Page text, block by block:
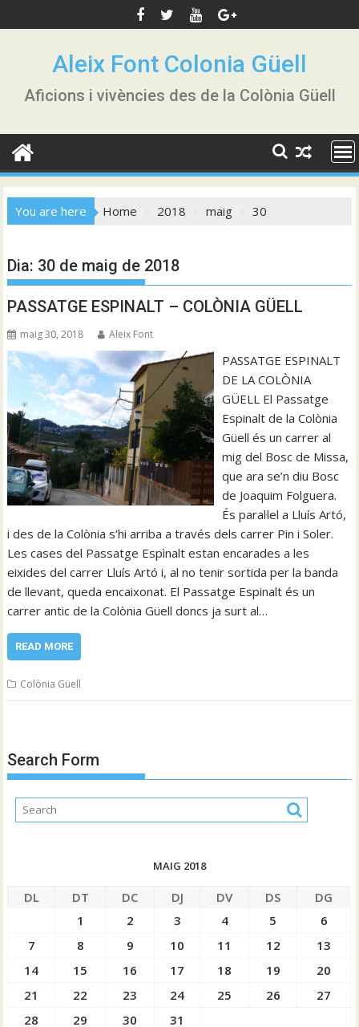
to
Aleix Font Colonia Güell
Aficions i vivències des de la Colònia Güell
You are here Home 2018 maig 30
Dia: 30 de maig de 2018
PASSATGE ESPINALT – COLÒNIA GÜELL
maig 30, 2018 Aleix Font
PASSATGE ESPINALT
DE LA COLÒNIA
GÜELL El Passatge
Espinalt de la Colònia
Güell és un carrer al
mig del Bosc de Missa,
que ara se’n diu Bosc
de Joaquim Folguera.
És paral·lel a Lluís Artó,
i des de la Colònia s’hi arriba a través dels carrer Pin i Soler.
Les cases del Passatge Espìnalt estan encarades a les
eixides del carrer Lluís Artó i, al no tenir sortida per la banda
de llevant, queda encaixonat. El Passatge Espinalt és un
carrer antic de la Colònia Güell doncs ja surt al…
READ MORE
Colònia Güell
Search Form
MAIG 2018
DL DT DC DJ DV DS
DG
1
2 3 4 5
6
7
8 9 10 11 12
13
14
15 16 17 18 19
20
21
22 23 24 25 26
27
28
29 30 31